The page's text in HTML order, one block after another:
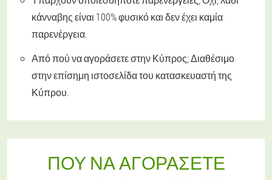
κάνναβης είναι 100% φυσικό και δεν έχει καμία
παρενέργεια.
Από πού να αγοράσετε στην Κύπρος;Διαθέσιμο
στην επίσημη ιστοσελίδα του κατασκευαστή της
Κύπρου.
ΠΟΎ ΝΑ ΑΓΟΡΆΣΕΤΕ